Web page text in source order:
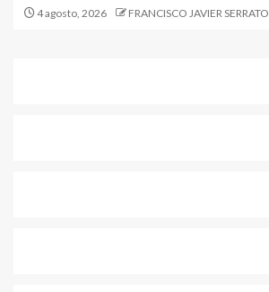
4 agosto, 2026 FRANCISCO JAVIER SERRATO